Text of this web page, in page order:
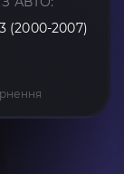
(2000-2007)